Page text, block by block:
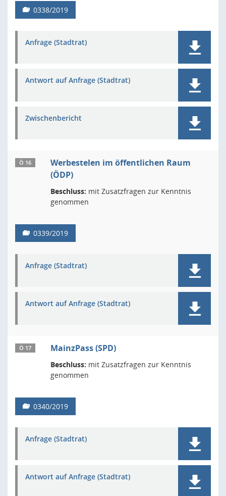
0338/2019
Anfrage (Stadtrat)
Antwort auf Anfrage (Stadtrat)
Zwischenbericht
Ö 16
Werbestelen im öffentlichen Raum
(ÖDP)
Beschluss: mit Zusatzfragen zur Kenntnis
genommen
0339/2019
Anfrage (Stadtrat)
Antwort auf Anfrage (Stadtrat)
Ö 17 MainzPass (SPD)
Beschluss: mit Zusatzfragen zur Kenntnis
genommen
0340/2019
Anfrage (Stadtrat)
Antwort auf Anfrage (Stadtrat)